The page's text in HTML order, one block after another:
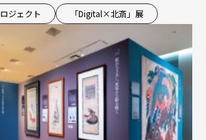
ジェクト 「Digital×北斎」展